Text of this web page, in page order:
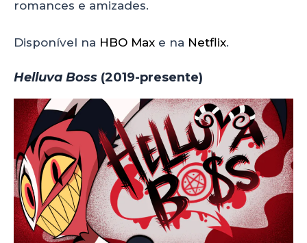
romances e amizades.
Disponível na HBO Max e na Netflix.
Helluva Boss (2019-presente)